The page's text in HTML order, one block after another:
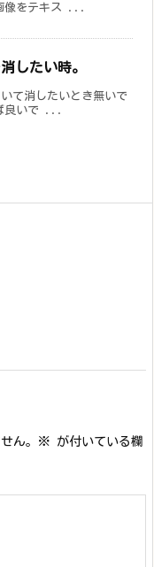
像をテキス ...
したい時。
て消したいとき無いで
良いで ...
ん。 ※ が付いている欄